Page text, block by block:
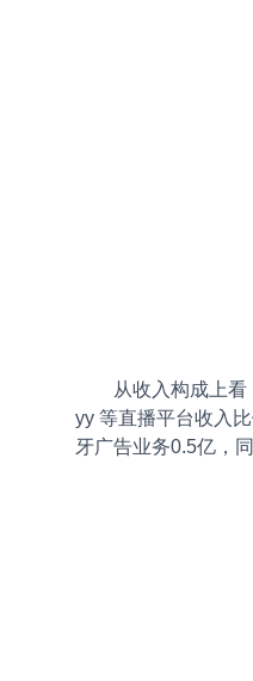
从收入构成上看
yy 等直播平台收入
牙广告业务0.5亿，